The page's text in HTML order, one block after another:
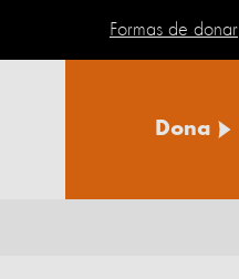
Formas de donar
Dona